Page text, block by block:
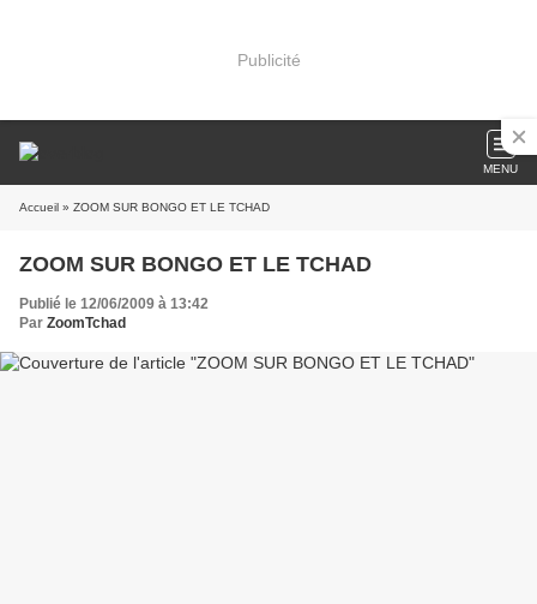
Publicité
MENU
Accueil » ZOOM SUR BONGO ET LE TCHAD
ZOOM SUR BONGO ET LE TCHAD
Publié le 12/06/2009 à 13:42
Par ZoomTchad